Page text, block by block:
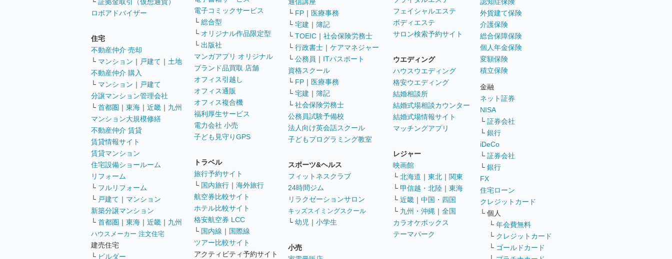
ロボアドバイザー
住宅
不動産仲介 売却
└ マンション ｜ 戸建て ｜ 土地
不動産仲介 購入
└ マンション ｜ 戸建て
分譲マンション管理会社
└ 首都圏 ｜ 東海 ｜ 近畿 ｜ 九州
マンション大規模修繕
不動産仲介 賃貸
賃貸情報サイト
賃貸マンション
住宅設備ショールーム
リフォーム
└ フルリフォーム
└ 戸建て ｜ マンション
新築分譲マンション
└ 首都圏 ｜ 東海 ｜ 近畿 ｜ 九州
ハウスメーカー 注文住宅
建売住宅
└ ビルダー
電子コミックサービス
└ 総合型
└ オリジナル作品限定型
└ 出版社
マンガアプリ オリジナル
ブランド品買取 店舗
オフィス引越し
オフィス通販
オフィス複合機
福利厚生サービス
電力会社 小売
子ども見守りGPS
トラベル
旅行予約サイト
└ 国内旅行 ｜ 海外旅行
航空券比較サイト
ホテル比較サイト
格安航空券 LCC
└ 国内線 ｜ 国際線
ツアー比較サイト
アクティビティ予約サイト
└ FP ｜ 医療事務
└ 宅建 ｜ 簿記
└ TOEIC ｜ 社会保険労務士
└ 行政書士 ｜ ケアマネジャー
└ 公務員 ｜ ITパスポート
資格スクール
└ FP ｜ 医療事務
└ 宅建 ｜ 簿記
└ 社会保険労務士
公務員試験予備校
法人向け英会話スクール
子どもプログラミング教室
スポーツ&ヘルス
フィットネスクラブ
24時間ジム
リラクゼーションサロン
キッズスイミングスクール
└ 幼児 ｜ 小学生
小売
フェイシャルエステ
ボディエステ
サロン検索予約サイト
ウエディング
ハウスウエディング
格安ウエディング
結婚相談所
結婚式場相談カウンター
結婚式場情報サイト
マッチングアプリ
レジャー
映画館
└ 北海道 ｜ 東北 ｜ 関東
└ 甲信越・北陸 ｜ 東海
└ 近畿 ｜ 中国・四国
└ 九州・沖縄 ｜ 全国
カラオケボックス
テーマパーク
外貨建て保険
介護保険
総合保障保険
個人年金保険
変額保険
積立保険
金融
ネット証券
NISA
└ 証券会社
└ 銀行
iDeCo
└ 証券会社
└ 銀行
FX
住宅ローン
クレジットカード
└ 個人
└ 年会費無料
└ クレジットカード
└ ゴールドカード